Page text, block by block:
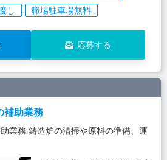
し 職場駐車場無料
応募する
補助業務
業務 鋳造炉の清掃や原料の準備、運